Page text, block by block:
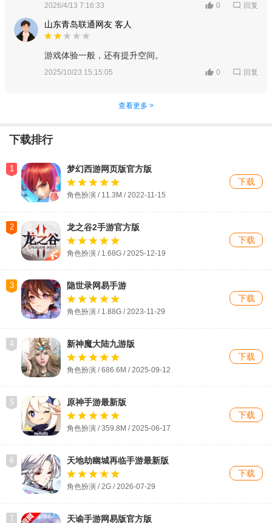
2026/4/13 7:16:33 0 回复
山东青岛联通网友 客人
游戏体验一般，还有提升空间。
2025/10/23 15:15:05 0 回复
查看更多 >
下载排行
1 梦幻西游网页版官方版
角色扮演 / 11.3M / 2022-11-15
下载
2 龙之谷2手游官方版
角色扮演 / 1.68G / 2025-12-19
下载
3 隐世录网易手游
角色扮演 / 1.88G / 2023-11-29
下载
4 新神魔大陆九游版
角色扮演 / 686.6M / 2025-09-12
下载
5 原神手游最新版
角色扮演 / 359.8M / 2025-06-17
下载
6 天地劫幽城再临手游最新版
角色扮演 / 2G / 2026-07-29
下载
7 天谕手游网易版官方版